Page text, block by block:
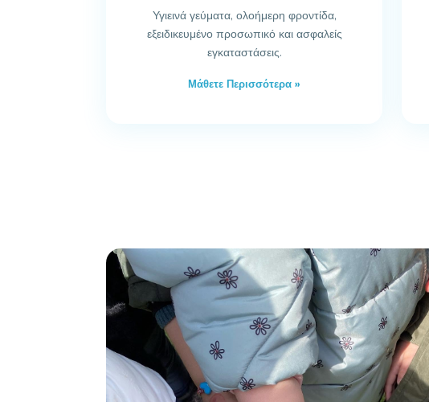
Υγιεινά γεύματα, ολοήμερη φροντίδα,
εξειδικευμένο προσωπικό και ασφαλείς
εγκαταστάσεις.
Μάθετε Περισσότερα »